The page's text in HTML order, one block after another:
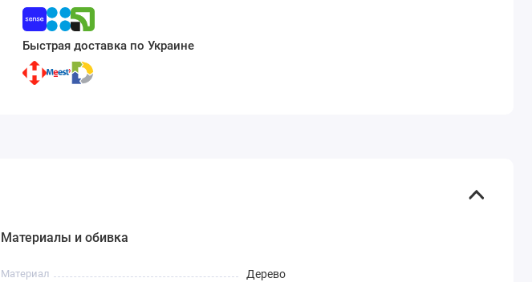
Быстрая доставка по Украине
Материалы и обивка
Материал Дерево